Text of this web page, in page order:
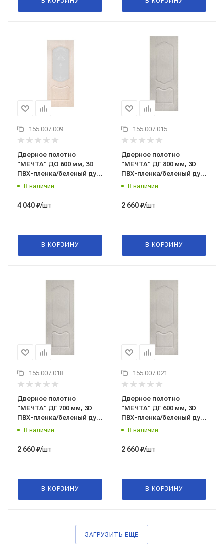
155.007.009
Дверное полотно
"МЕЧТА" ДО 600 мм, 3D
ПВХ-пленка/беленый дуб,
"Терри", г. Вологда
В наличии
4 040₽/шт
В КОРЗИНУ
155.007.015
Дверное полотно
"МЕЧТА" ДГ 800 мм, 3D
ПВХ-пленка/беленый дуб,
"Терри", г. Вологда
В наличии
2 660₽/шт
В КОРЗИНУ
155.007.018
Дверное полотно
"МЕЧТА" ДГ 700 мм, 3D
ПВХ-пленка/беленый дуб,
"Терри", г. Вологда
В наличии
2 660₽/шт
В КОРЗИНУ
155.007.021
Дверное полотно
"МЕЧТА" ДГ 600 мм, 3D
ПВХ-пленка/беленый дуб,
"Терри", г. Вологда
В наличии
2 660₽/шт
В КОРЗИНУ
ЗАГРУЗИТЬ ЕЩЕ